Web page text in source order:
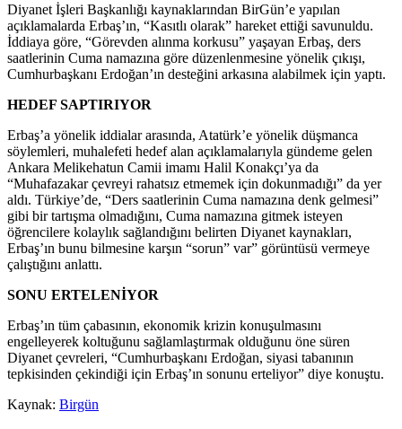
Diyanet İşleri Başkanlığı kaynaklarından BirGün’e yapılan
açıklamalarda Erbaş’ın, “Kasıtlı olarak” hareket ettiği savunuldu.
İddiaya göre, “Görevden alınma korkusu” yaşayan Erbaş, ders
saatlerinin Cuma namazına göre düzenlenmesine yönelik çıkışı,
Cumhurbaşkanı Erdoğan’ın desteğini arkasına alabilmek için yaptı.
HEDEF SAPTIRIYOR
Erbaş’a yönelik iddialar arasında, Atatürk’e yönelik düşmanca
söylemleri, muhalefeti hedef alan açıklamalarıyla gündeme gelen
Ankara Melikehatun Camii imamı Halil Konakçı’ya da
“Muhafazakar çevreyi rahatsız etmemek için dokunmadığı” da yer
aldı. Türkiye’de, “Ders saatlerinin Cuma namazına denk gelmesi”
gibi bir tartışma olmadığını, Cuma namazına gitmek isteyen
öğrencilere kolaylık sağlandığını belirten Diyanet kaynakları,
Erbaş’ın bunu bilmesine karşın “sorun” var” görüntüsü vermeye
çalıştığını anlattı.
SONU ERTELENİYOR
Erbaş’ın tüm çabasının, ekonomik krizin konuşulmasını
engelleyerek koltuğunu sağlamlaştırmak olduğunu öne süren
Diyanet çevreleri, “Cumhurbaşkanı Erdoğan, siyasi tabanının
tepkisinden çekindiği için Erbaş’ın sonunu erteliyor” diye konuştu.
Kaynak: Birgün